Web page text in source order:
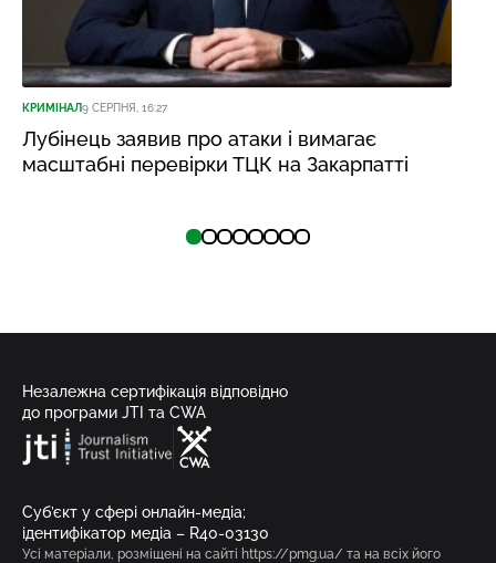
КРИМІНАЛ9 СЕРПНЯ, 16:27
Лубінець заявив про атаки і вимагає
масштабні перевірки ТЦК на Закарпатті
Незалежна сертифікація відповідно
до програми JTI та CWA
Суб’єкт у сфері онлайн-медіа;
ідентифікатор медіа – R40-03130
Усі матеріали, розміщені на сайті https://pmg.ua/ та на всіх його